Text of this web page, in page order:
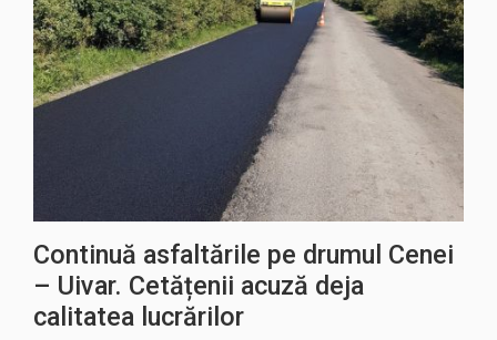
Continuă asfaltările pe drumul Cenei
– Uivar. Cetățenii acuză deja
calitatea lucrărilor